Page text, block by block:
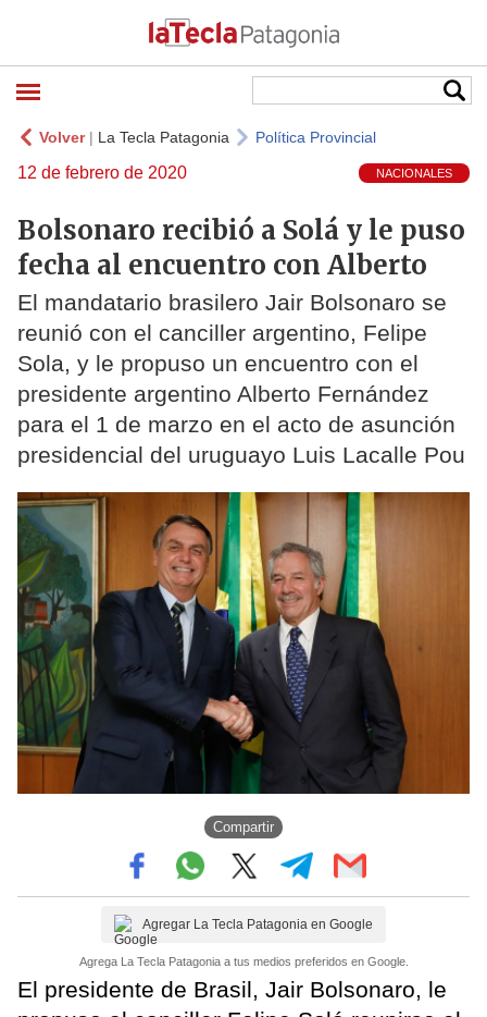
Volver| La Tecla Patagonia Política Provincial
12 de febrero de 2020 NACIONALES
Bolsonaro recibió a Solá y le puso
fecha al encuentro con Alberto
El mandatario brasilero Jair Bolsonaro se
reunió con el canciller argentino, Felipe
Sola, y le propuso un encuentro con el
presidente argentino Alberto Fernández
para el 1 de marzo en el acto de asunción
presidencial del uruguayo Luis Lacalle Pou
Compartir
Agregar La Tecla Patagonia en Google
Agrega La Tecla Patagonia a tus medios preferidos en Google.
El presidente de Brasil, Jair Bolsonaro, le